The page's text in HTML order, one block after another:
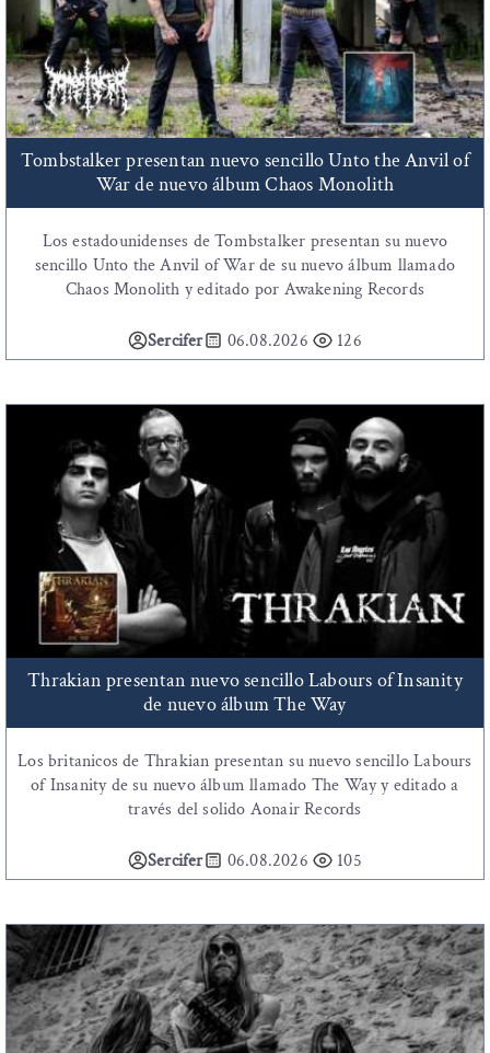
Tombstalker presentan nuevo sencillo Unto the Anvil of
War de nuevo álbum Chaos Monolith
Los estadounidenses de Tombstalker presentan su nuevo
sencillo Unto the Anvil of War de su nuevo álbum llamado
Chaos Monolith y editado por Awakening Records
Sercifer 06.08.2026 126
Thrakian presentan nuevo sencillo Labours of Insanity
de nuevo álbum The Way
Los britanicos de Thrakian presentan su nuevo sencillo Labours
of Insanity de su nuevo álbum llamado The Way y editado a
través del solido Aonair Records
Sercifer 06.08.2026 105